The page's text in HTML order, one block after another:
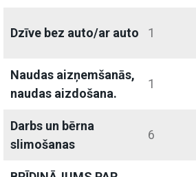
Dzīve bez auto/ar auto 1
Naudas aizņemšanās,
naudas aizdošana.
1
Darbs un bērna
slimošanas
6